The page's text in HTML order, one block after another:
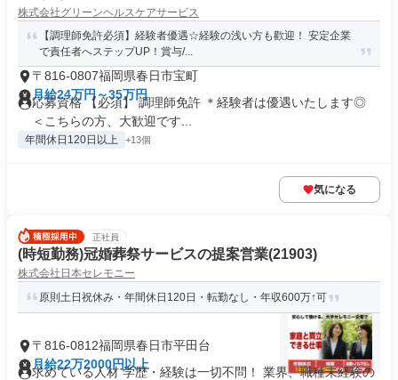
株式会社グリーンヘルスケアサービス
【調理師免許必須】経験者優遇☆経験の浅い方も歡迎！ 安定企業
で責任者へステップUP！賞与/...
〒816-0807福岡県春日市宝町
月給24万円～35万円
応募資格 【必須】 調理師免許 ＊経験者は優遇いたします◎
＜こちらの方、大歓迎です...
年間休日120日以上 +13個
気になる
正社員
(時短勤務)冠婚葬祭サービスの提案営業(21903)
株式会社日本セレモニー
原則土日祝休み・年間休日120日・転勤なし・年収600万↑可
〒816-0812福岡県春日市平田台
月給22万2000円以上
求めている人材 学歴・経験は一切不問！ 業界、職種未経験の